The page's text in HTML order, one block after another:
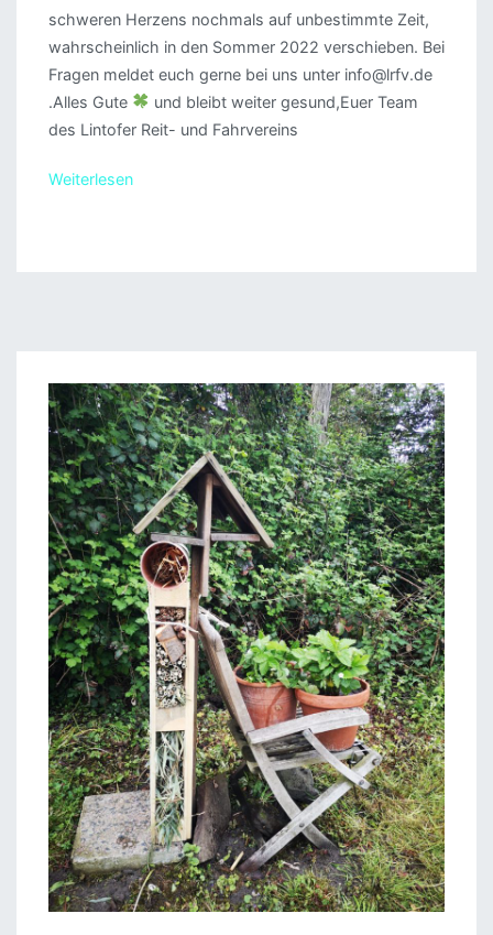
schweren Herzens nochmals auf unbestimmte Zeit,
wahrscheinlich in den Sommer 2022 verschieben. Bei
Fragen meldet euch gerne bei uns unter info@lrfv.de
.Alles Gute
und bleibt weiter gesund,Euer Team
des Lintofer Reit- und Fahrvereins
Weiterlesen